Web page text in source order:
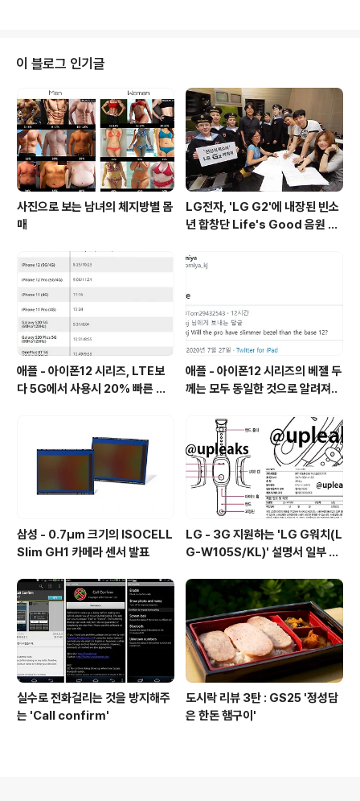
같이 라이카 인증을 통과한 듀얼 카메라를 탑재될 것으로
알려졌습니다. 또한, 유출된 프로토타입 기기를 통해 하단
에 스피커홀, USB Type-C, 마이크, 3.5mm 이어폰잭이
위치하고 있으며, 현재까지 알려진 주요 스펙은 다음과 같
습니다. 화웨이 P10 스펙5.5인치 QHD(2560 * 1440)..
이 블로그 인기글
사진으로 보는 남녀의 체지방별 몸
매
LG전자, 'LG G2'에 내장된 빈소
년 합창단 Life's Good 음원 공
애플 - 아이폰12 시리즈, LTE보
다 5G에서 사용시 20% 빠른 배
애플 - 아이폰12 시리즈의 베젤 두
께는 모두 동일한 것으로 알려져..
삼성 - 0.7㎛ 크기의 ISOCELL
Slim GH1 카메라 센서 발표
LG - 3G 지원하는 'LG G워치(L
G-W105S/KL)' 설명서 일부 유
실수로 전화걸리는 것을 방지해주
는 'Call confirm'
도시락 리뷰 3탄 : GS25 '정성담
은 한돈 햄구이'